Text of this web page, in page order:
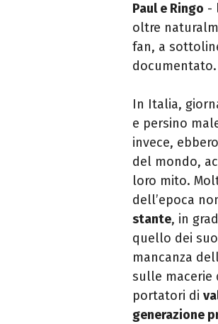
Paul e Ringo -
oltre
fan, a
documentato.
In Italia,
e persino
invece,
del mondo,
loro mito.
dell’epoca
stante, in
quello dei
mancanza
sulle macerie
portatori di
generazione